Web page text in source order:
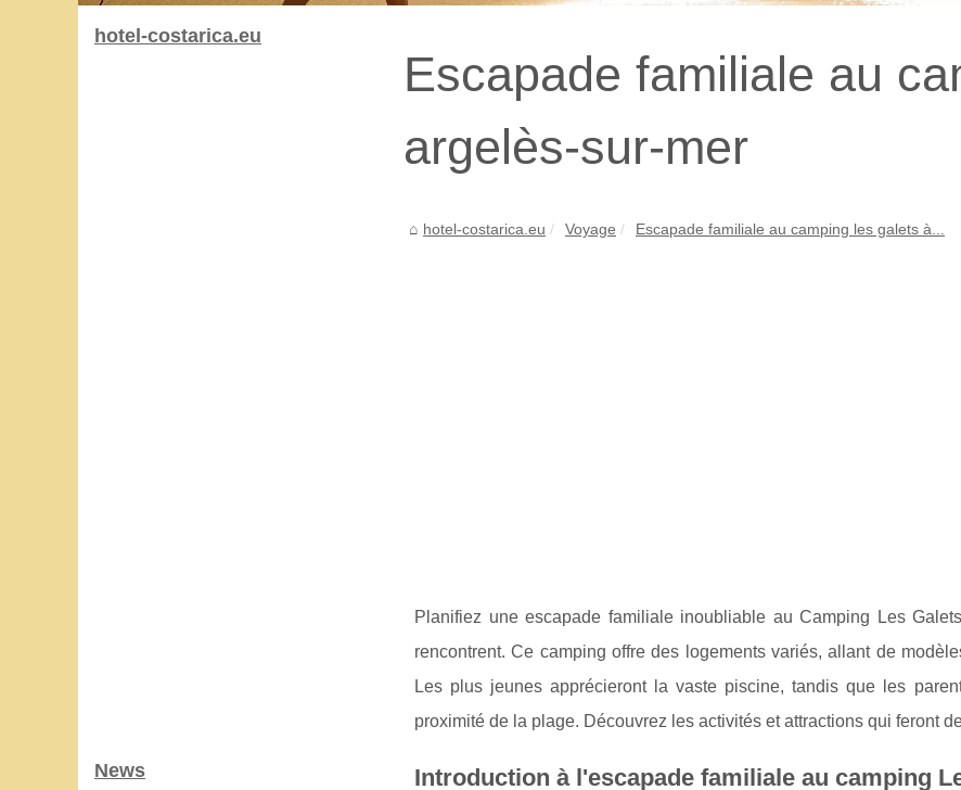
Escapade familiale au
argelès-sur-mer
hotel-costarica.eu Voyage Escapade familiale au camping les galets à...
Planifiez une escapade familiale inoubliable au Camping Les
rencontrent. Ce camping offre des logements variés, allant de
Les plus jeunes apprécieront la vaste piscine, tandis que les
proximité de la plage. Découvrez les activités et attractions qui feront
Introduction à l'escapade familiale au camping
hotel-costarica.eu
News